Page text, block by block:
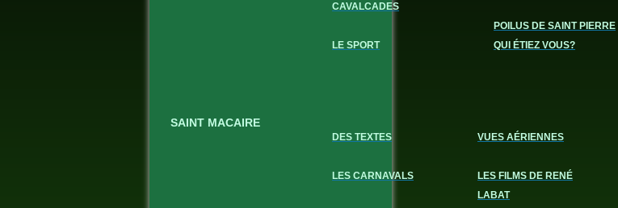
CAVALCADES
LE SPORT
POILUS DE SAINT PIERRE
QUI ÉTIEZ VOUS?
SAINT MACAIRE
DES TEXTES
LES CARNAVALS
VUES AÉRIENNES
LES FILMS DE RENÉ
LABAT